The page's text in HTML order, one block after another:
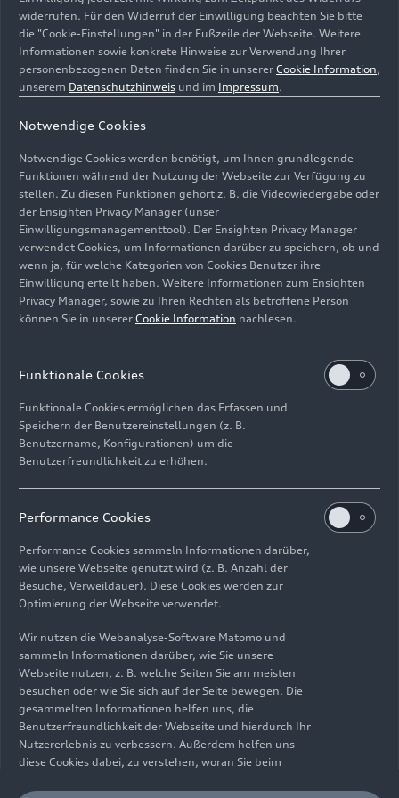
Bentley schafft Möglichkeiten für die Beschäftigten,
Verpackungsmaterial am Standort schnell und effektiv
wiederzuverwenden.
Bild-Nr: A223949 · Copyright: AUDI AG
Rechte: Verwendung für Pressezwecke honorarfrei
ImpressumRechtliches
Hinweisgebersystem
Informationen zur BarrierefreiheitKontakt
© 2026 AUDI AG. Alle Rechte vorbehalten.
EN
Die Angaben zu Kraftstoffverbrauch, Stromverbrauch, CO₂-
Emissionen und elektrischer Reichweite wurden nach dem
gesetzlich vorgeschriebenen Messverfahren „Worldwide
Harmonized Light Vehicles Test Procedure“ (WLTP) gemäß
Verordnung (EG) 715/2007 ermittelt. Zusatzausstattungen und
Zubehör (Anbauteile, Reifenformat usw.) können relevante
Aerodynamik verändern und neben Witterungs- und
widerrufen. Für den Widerruf der Einwilligung beachten Sie bitte
die "Cookie-Einstellungen" in der Fußzeile der Webseite. Weitere
Informationen sowie konkrete Hinweise zur Verwendung Ihrer
personenbezogenen Daten finden Sie in unserer Cookie Information,
unserem Datenschutzhinweis und im Impressum.
Notwendige Cookies
Notwendige Cookies werden benötigt, um Ihnen grundlegende
Funktionen während der Nutzung der Webseite zur Verfügung zu
stellen. Zu diesen Funktionen gehört z. B. die Videowiedergabe oder
der Ensighten Privacy Manager (unser
Einwilligungsmanagementtool). Der Ensighten Privacy Manager
verwendet Cookies, um Informationen darüber zu speichern, ob und
wenn ja, für welche Kategorien von Cookies Benutzer ihre
Einwilligung erteilt haben. Weitere Informationen zum Ensighten
Privacy Manager, sowie zu Ihren Rechten als betroffene Person
können Sie in unserer Cookie Information nachlesen.
Funktionale Cookies
Funktionale Cookies ermöglichen das Erfassen und
Speichern der Benutzereinstellungen (z. B.
Benutzername, Konfigurationen) um die
Benutzerfreundlichkeit zu erhöhen.
Performance Cookies
Performance Cookies sammeln Informationen darüber,
wie unsere Webseite genutzt wird (z. B. Anzahl der
Besuche, Verweildauer). Diese Cookies werden zur
Optimierung der Webseite verwendet.
Wir nutzen die Webanalyse-Software Matomo und
sammeln Informationen darüber, wie Sie unsere
Webseite nutzen, z. B. welche Seiten Sie am meisten
besuchen oder wie Sie sich auf der Seite bewegen. Die
gesammelten Informationen helfen uns, die
Benutzerfreundlichkeit der Webseite und hierdurch Ihr
Nutzererlebnis zu verbessern. Außerdem helfen uns
diese Cookies dabei, zu verstehen, woran Sie beim